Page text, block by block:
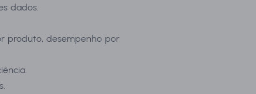
dados.
produto, desempenho por